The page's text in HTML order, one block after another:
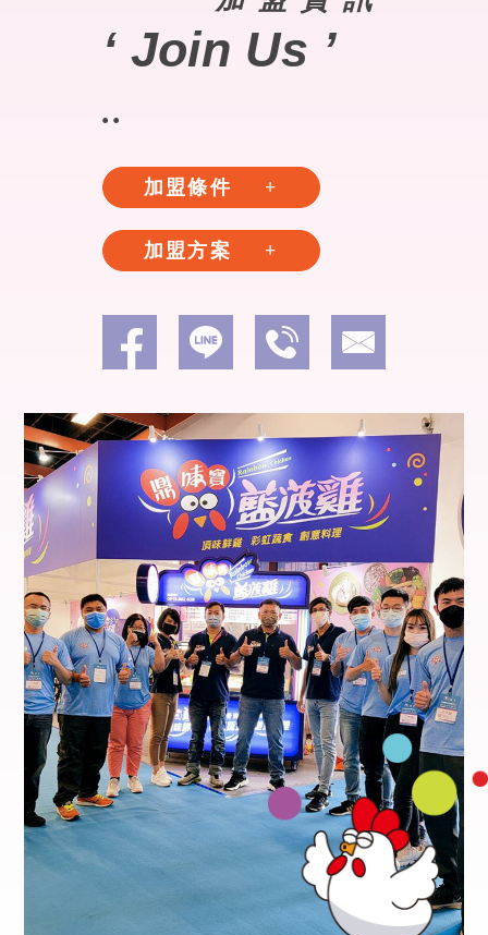
‘ Join Us ’
..
加盟條件
加盟方案